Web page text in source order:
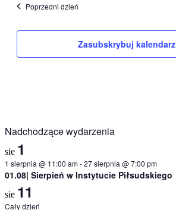
Poprzedni dzień
Zasubskrybuj kalendarz
Nadchodzące wydarzenia
sie 1
1 sierpnia @ 11:00 am-27 sierpnia @ 7:00 pm
01.08| Sierpień w Instytucie Piłsudskiego
sie 11
Cały dzień